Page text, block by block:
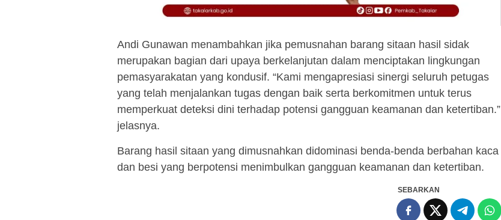
Andi Gunawan menambahkan jika pemusnahan barang sitaan hasil sidak
merupakan bagian dari upaya berkelanjutan dalam menciptakan lingkungan
pemasyarakatan yang kondusif. “Kami mengapresiasi sinergi seluruh petugas
yang telah menjalankan tugas dengan baik serta berkomitmen untuk terus
memperkuat deteksi dini terhadap potensi gangguan keamanan dan ketertiban.”
jelasnya.
Barang hasil sitaan yang dimusnahkan didominasi benda-benda berbahan kaca
dan besi yang berpotensi menimbulkan gangguan keamanan dan ketertiban.
SEBARKAN